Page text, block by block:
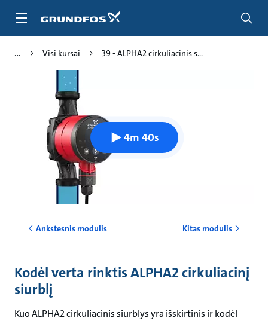
Visi kursai 39 - ALPHA2 cirkuliacinis s...
4m 40s
Ankstesnis modulis Kitas modulis
Kodėl verta rinktis ALPHA2 cirkuliacinį
siurblį
Kuo ALPHA2 cirkuliacinis siurblys yra išskirtinis ir kodėl